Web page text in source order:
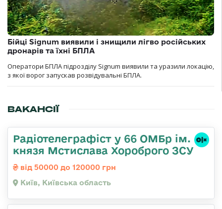
Бійці Signum виявили і знищили лігво російських
дронарів та їхні БПЛА
Оператори БПЛА підрозділу Signum виявили та уразили локацію,
з якої ворог запускав розвідувальні БПЛА.
ВАКАНСІЇ
Радіотелеграфіст у 66 ОМБр ім.
князя Мстислава Хороброго ЗСУ
від 50000 до 120000 грн
Київ, Київська область